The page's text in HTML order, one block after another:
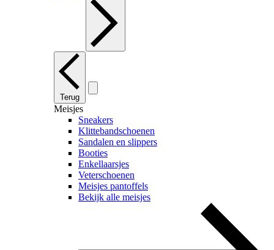
Terug
Meisjes
Sneakers
Klittebandschoenen
Sandalen en slippers
Booties
Enkellaarsjes
Veterschoenen
Meisjes pantoffels
Bekijk alle meisjes